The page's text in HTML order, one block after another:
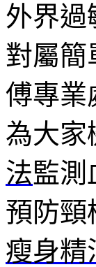
外界過
對屬簡
傅專業
為大家
法監測
預防頸
瘦身精